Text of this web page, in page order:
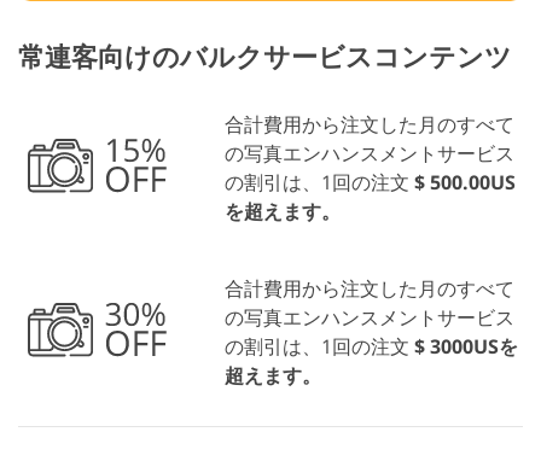
常連客向けのバルクサービスコンテンツ
合計費用から注文した月のすべて
の写真エンハンスメントサービス
の割引は、1回の注文 $ 500.00US
を超えます。
合計費用から注文した月のすべて
の写真エンハンスメントサービス
の割引は、1回の注文 $ 3000USを
超えます。